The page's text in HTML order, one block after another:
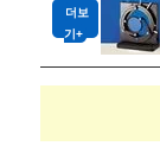
더보
기